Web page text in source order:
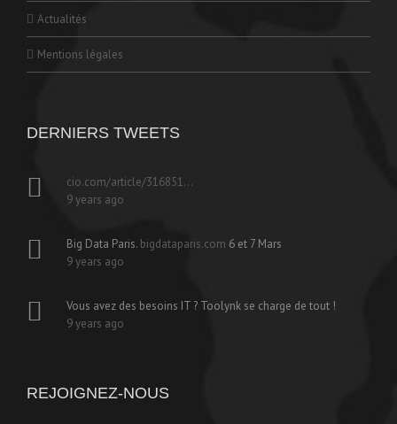
Actualités
Mentions légales
DERNIERS TWEETS
cio.com/article/316851…
9 years ago
Big Data Paris. bigdataparis.com 6 et 7 Mars
9 years ago
Vous avez des besoins IT ? Toolynk se charge de tout !
9 years ago
REJOIGNEZ-NOUS